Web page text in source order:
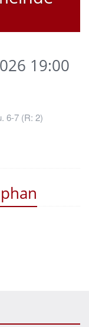
19:00
6-7 (R: 2)